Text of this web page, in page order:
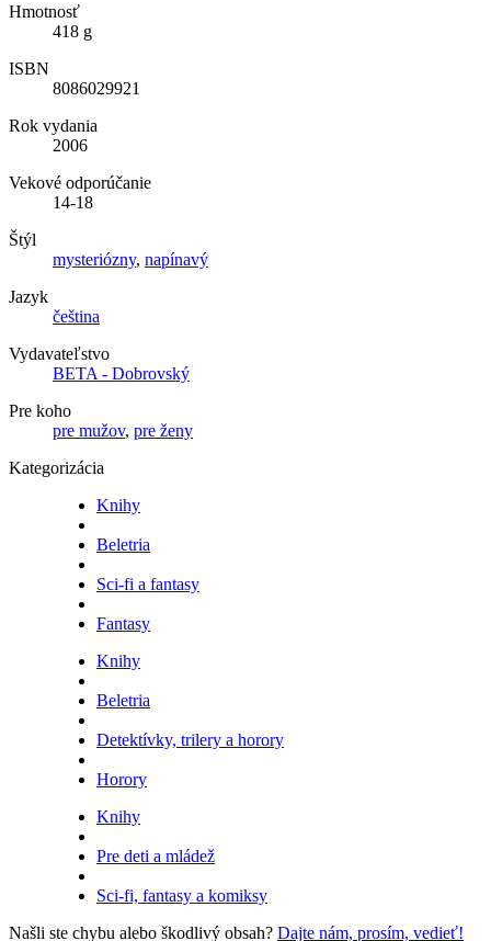
Hmotnosť
418 g
ISBN
8086029921
Rok vydania
2006
Vekové odporúčanie
14-18
Štýl
mysteriózny, napínavý
Jazyk
čeština
Vydavateľstvo
BETA - Dobrovský
Pre koho
pre mužov, pre ženy
Kategorizácia
Knihy
Beletria
Sci-fi a fantasy
Fantasy
Knihy
Beletria
Detektívky, trilery a horory
Horory
Knihy
Pre deti a mládež
Sci-fi, fantasy a komiksy
Našli ste chybu alebo škodlivý obsah? Dajte nám, prosím, vedieť!